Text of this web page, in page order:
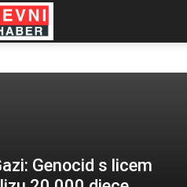
Genocid s licem